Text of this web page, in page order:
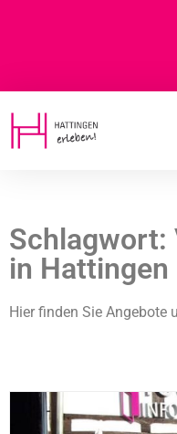
Schlagwort:
in Hattingen
Hier finden Sie Angebote